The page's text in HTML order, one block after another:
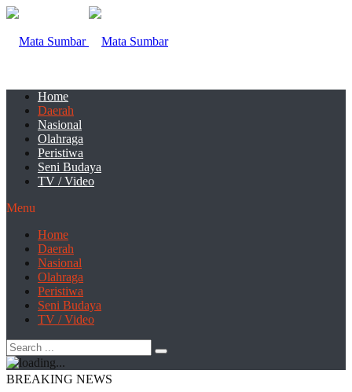
Home
Daerah
Nasional
Olahraga
Peristiwa
Seni Budaya
TV / Video
Menu
Home
Daerah
Nasional
Olahraga
Peristiwa
Seni Budaya
TV / Video
BREAKING NEWS